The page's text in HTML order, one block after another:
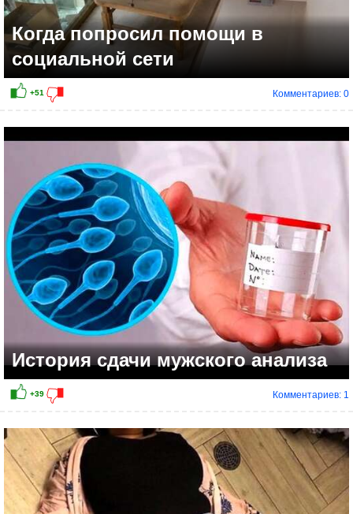
+43
Когда попросил помощи в
социальной сети
Комментариев: 0
История сдачи мужского анализа
Комментариев: 1